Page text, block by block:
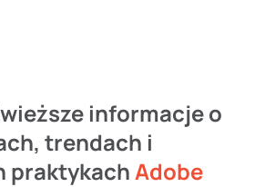
informacje o
trendach i
praktykachAdobe